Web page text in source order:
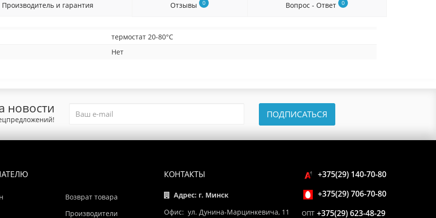
Производитель и гарантия Отзывы 0 Вопрос - Ответ 0
термостат 20-80°С
Нет
новости ПОДПИСАТЬСЯ
Возврат товара
Производители
КОНТАКТЫ
Адрес: г. Минск
Офис: ул. Дунина-Марцинкевича, 11
+375(29) 140-70-80
+375(29) 706-70-80
ОПТ +375(29) 623-48-29